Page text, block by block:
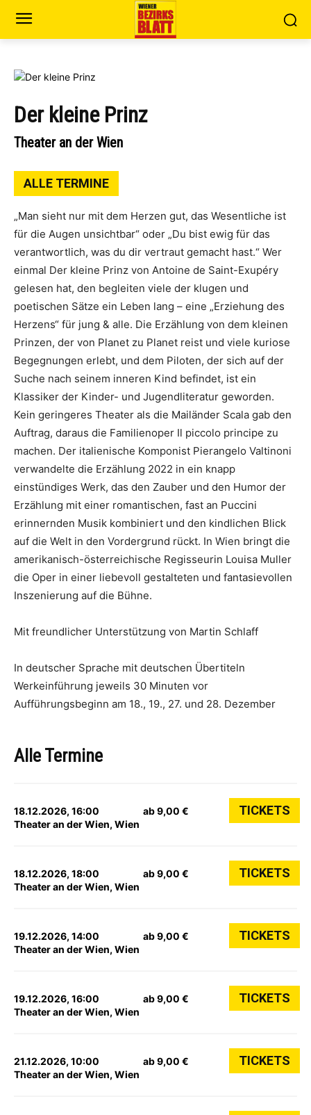
Der kleine Prinz
Theater an der Wien
ALLE TERMINE
„Man sieht nur mit dem Herzen gut, das Wesentliche ist
für die Augen unsichtbar“ oder „Du bist ewig für das
verantwortlich, was du dir vertraut gemacht hast.“ Wer
einmal Der kleine Prinz von Antoine de Saint-Exupéry
gelesen hat, den begleiten viele der klugen und
poetischen Sätze ein Leben lang – eine „Erziehung des
Herzens“ für jung & alle. Die Erzählung von dem kleinen
Prinzen, der von Planet zu Planet reist und viele kuriose
Begegnungen erlebt, und dem Piloten, der sich auf der
Suche nach seinem inneren Kind befindet, ist ein
Klassiker der Kinder- und Jugendliteratur geworden.
Kein geringeres Theater als die Mailänder Scala gab den
Auftrag, daraus die Familienoper Il piccolo principe zu
machen. Der italienische Komponist Pierangelo Valtinoni
verwandelte die Erzählung 2022 in ein knapp
einstündiges Werk, das den Zauber und den Humor der
Erzählung mit einer romantischen, fast an Puccini
erinnernden Musik kombiniert und den kindlichen Blick
auf die Welt in den Vordergrund rückt. In Wien bringt die
amerikanisch-österreichische Regisseurin Louisa Muller
die Oper in einer liebevoll gestalteten und fantasievollen
Inszenierung auf die Bühne.
Mit freundlicher Unterstützung von Martin Schlaff
In deutscher Sprache mit deutschen Übertiteln
Werkeinführung jeweils 30 Minuten vor
Aufführungsbeginn am 18., 19., 27. und 28. Dezember
Alle Termine
18.12.2026, 16:00
Theater an der Wien, Wien
ab 9,00 € TICKETS
18.12.2026, 18:00
Theater an der Wien, Wien
ab 9,00 € TICKETS
19.12.2026, 14:00
Theater an der Wien, Wien
ab 9,00 € TICKETS
19.12.2026, 16:00
Theater an der Wien, Wien
ab 9,00 € TICKETS
21.12.2026, 10:00
Theater an der Wien, Wien
ab 9,00 € TICKETS